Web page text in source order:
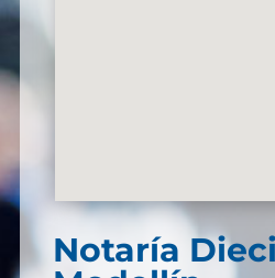
Notaría